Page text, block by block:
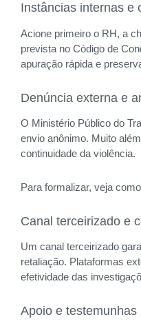
Instâncias internas e
Acione primeiro o RH, a
prevista no Código de
apuração rápida e
Denúncia externa e
O Ministério Público do
envio anônimo. Muito
continuidade da violência.
Para formalizar, veja como
Canal terceirizado e
Um canal terceirizado
retaliação. Plataformas
efetividade das
Apoio e testemunhas